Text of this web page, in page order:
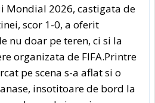
Mondial 2026, castigata de
scor 1-0, a oferit
nu doar pe teren, ci si la
organizata de FIFA.Printre
pe scena s-a aflat si o
insotitoare de bord la